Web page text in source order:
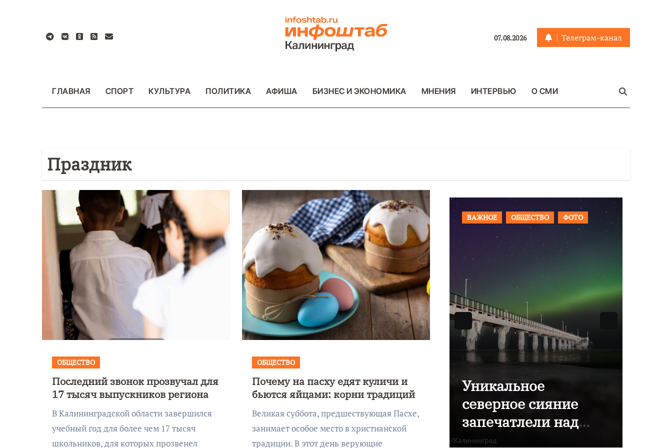
содержанию
07.08.2026 Телеграм-канал
ГЛАВНАЯ СПОРТ КУЛЬТУРА ПОЛИТИКА АФИША БИЗНЕС И ЭКОНОМИКА МНЕНИЯ ИНТЕРВЬЮ О СМИ
Праздник
ОБЩЕСТВО
Последний звонок прозвучал для
17 тысяч выпускников региона
В Калининградской области завершился
учебный год для более чем 17 тысяч
школьников, для которых прозвенел
ОБЩЕСТВО
Почему на пасху едят куличи и
бьются яйцами: корни традиций
Великая суббота, предшествующая Пасхе,
занимает особое место в христианской
традиции. В этот день верующие
как в
ТЦ из-
ОБЩЕСТВО ФОТО
В Калининграде
отметили 80-летие
компании «Россети
Янтарь»
ВАЖНОЕ ОБЩЕСТВО ФОТО
9 Мая — День
Победы!
ВАЖНОЕ ОБЩЕСТВО ФОТО
Уникальное
северное сияние
запечатлели над
Балтикой